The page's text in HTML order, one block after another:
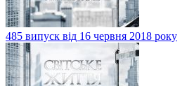
485 випуск від 16 червня 2018 року